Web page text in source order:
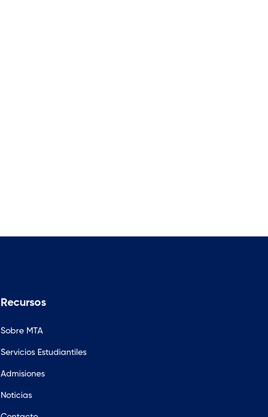
Recursos
Sobre MTA
Servicios Estudiantiles
Admisiones
Noticias